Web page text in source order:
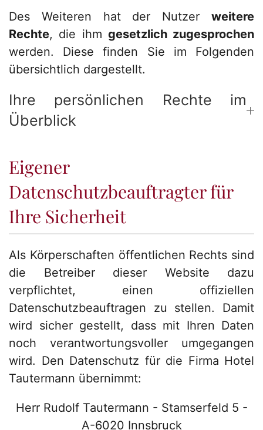
Des Weiteren hat der Nutzer weitere
Rechte, die ihm gesetzlich zugesprochen
werden. Diese finden Sie im Folgenden
übersichtlich dargestellt.
Ihre persönlichen Rechte im
Überblick
Eigener
Datenschutzbeauftragter für
Ihre Sicherheit
Als Körperschaften öffentlichen Rechts sind
die Betreiber dieser Website dazu
verpflichtet, einen offiziellen
Datenschutzbeauftragen zu stellen. Damit
wird sicher gestellt, dass mit Ihren Daten
noch verantwortungsvoller umgegangen
wird. Den Datenschutz für die Firma Hotel
Tautermann übernimmt:
Herr Rudolf Tautermann - Stamserfeld 5 -
A-6020 Innsbruck